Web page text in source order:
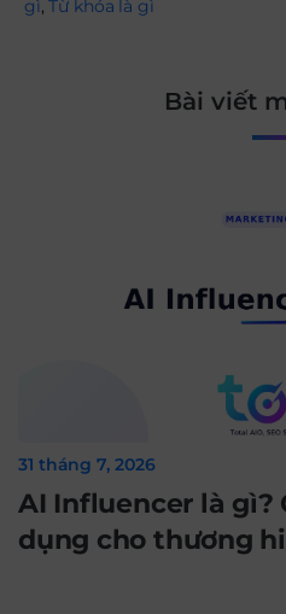
gì,Từ khóa là gì
Bài viết
31 tháng 7, 2026
AI Influencer là gì?
dụng cho thương